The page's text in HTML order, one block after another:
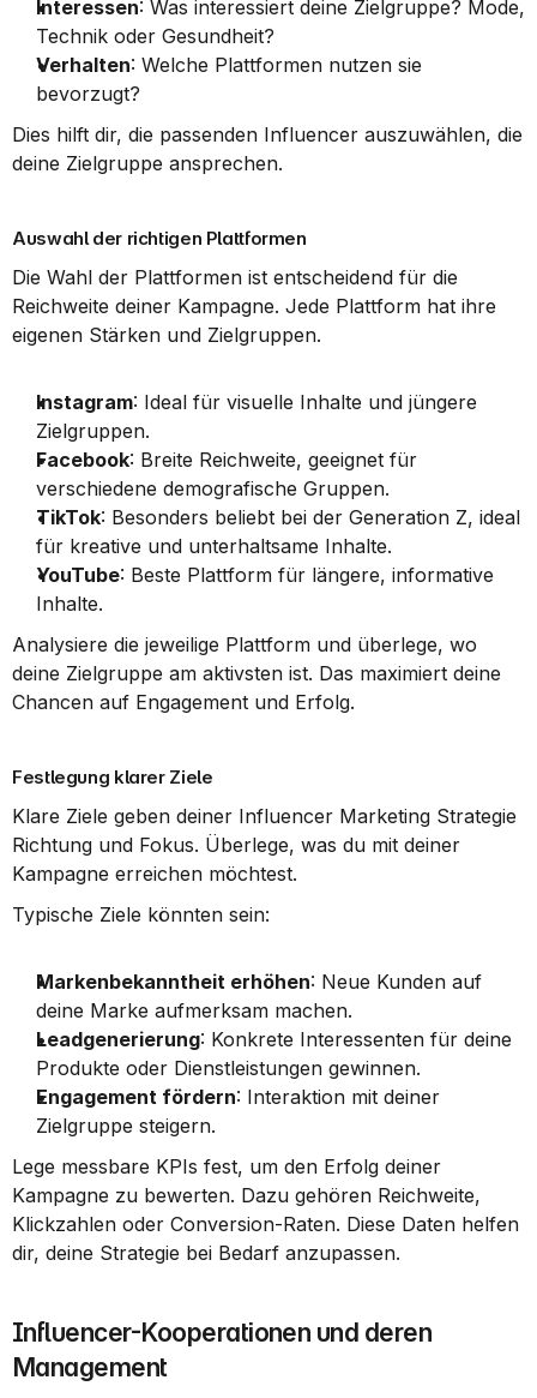
Interessen: Was interessiert deine Zielgruppe? Mode,
Technik oder Gesundheit?
Verhalten: Welche Plattformen nutzen sie
bevorzugt?
Dies hilft dir, die passenden Influencer auszuwählen, die
deine Zielgruppe ansprechen.
Auswahl der richtigen Plattformen
Die Wahl der Plattformen ist entscheidend für die
Reichweite deiner Kampagne. Jede Plattform hat ihre
eigenen Stärken und Zielgruppen.
Instagram: Ideal für visuelle Inhalte und jüngere
Zielgruppen.
Facebook: Breite Reichweite, geeignet für
verschiedene demografische Gruppen.
TikTok: Besonders beliebt bei der Generation Z, ideal
für kreative und unterhaltsame Inhalte.
YouTube: Beste Plattform für längere, informative
Inhalte.
Analysiere die jeweilige Plattform und überlege, wo
deine Zielgruppe am aktivsten ist. Das maximiert deine
Chancen auf Engagement und Erfolg.
Festlegung klarer Ziele
Klare Ziele geben deiner Influencer Marketing Strategie
Richtung und Fokus. Überlege, was du mit deiner
Kampagne erreichen möchtest.
Typische Ziele könnten sein:
Markenbekanntheit erhöhen: Neue Kunden auf
deine Marke aufmerksam machen.
Leadgenerierung: Konkrete Interessenten für deine
Produkte oder Dienstleistungen gewinnen.
Engagement fördern: Interaktion mit deiner
Zielgruppe steigern.
Lege messbare KPIs fest, um den Erfolg deiner
Kampagne zu bewerten. Dazu gehören Reichweite,
Klickzahlen oder Conversion-Raten. Diese Daten helfen
dir, deine Strategie bei Bedarf anzupassen.
Influencer-Kooperationen und deren
Management